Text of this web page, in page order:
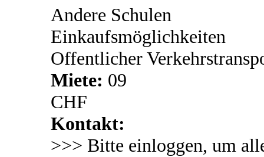
Andere Schulen
Einkaufsmöglichkeiten
Offentlicher
Miete: 09
CHF
Kontakt:
>>> Bitte einloggen, um